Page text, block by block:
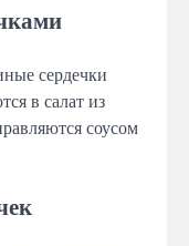
сердечки
в салат из
соусом